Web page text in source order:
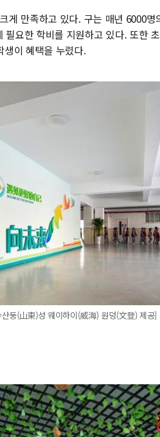
게 만족하고 있다. 구는 매년 6000명
요한 학비를 지원하고 있다. 또한
이 혜택을 누렸다.
둥(山東)성 웨이하이(威海) 원덩(文登) 제공]